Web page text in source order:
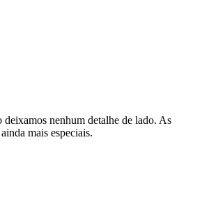
nenhum detalhe de lado. As
mais especiais.